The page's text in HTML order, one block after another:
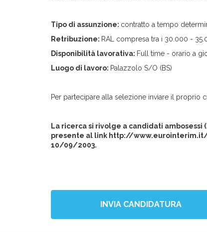
Tipo di assunzione: contratto a tempo
Retribuzione: RAL compresa tra i 30.000 -
Disponibilità lavorativa: Full time - orario a
Luogo di lavoro: Palazzolo S/O (BS)
Per partecipare alla selezione inviare il proprio
La ricerca si rivolge a candidati
presente al link http://www.eurointerim.it/
10/09/2003.
INVIA CANDIDATURA